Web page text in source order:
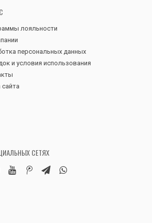
лояльности
персональных данных
и условия использования
сайта
дитячих вельветових
вдячна магазину, доставка
СЕТЯХ